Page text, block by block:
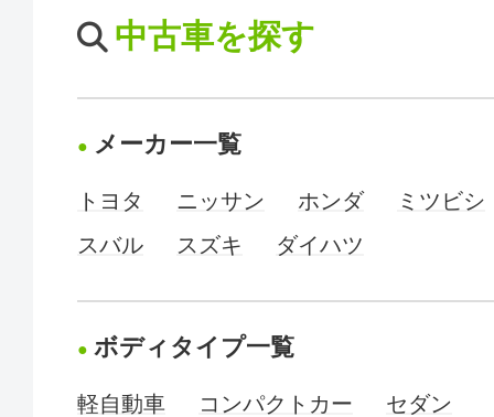
中古車を探す
メーカー一覧
トヨタ ニッサン ホンダ
ミツビシ
スバル
スズキ ダイハツ
ボディタイプ一覧
軽自動車 コンパクトカー
セダン